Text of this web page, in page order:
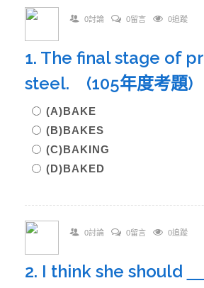
0討論 0留言 0追蹤
1. The final stage of
steel. (105年度考題)
(A)BAKE
(B)BAKES
(C)BAKING
(D)BAKED
0討論 0留言 0追蹤
2. I think she should